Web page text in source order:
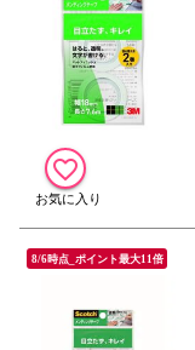
8/6時点_ポイント最大11倍